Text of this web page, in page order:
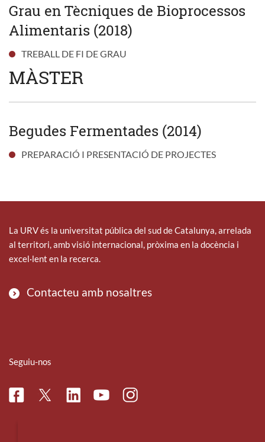
Grau en Tècniques de Bioprocessos
Alimentaris (2018)
TREBALL DE FI DE GRAU
MÀSTER
Begudes Fermentades (2014)
PREPARACIÓ I PRESENTACIÓ DE PROJECTES
La URV és la universitat pública del sud de Catalunya, arrelada
al territori, amb visió internacional, pròxima en la docència i
excel·lent en la recerca.
Contacteu amb nosaltres
Seguiu-nos
FacebookTwitterLinkedinYoutubeInstagram